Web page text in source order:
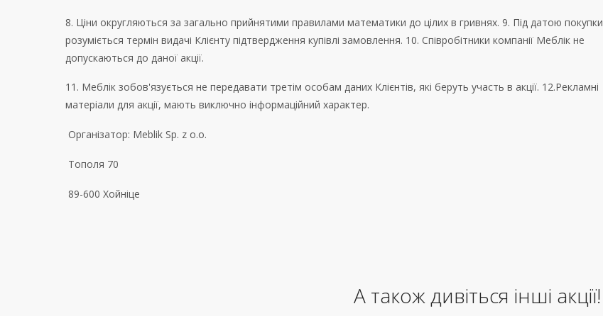
8. Ціни округляються за загально прийнятими правилами математики до цілих в гривнях. 9. Під датою покупки
розуміється термін видачі Клієнту підтвердження купівлі замовлення. 10. Співробітники компанії Меблік не
допускаються до даної акції.
11. Меблік зобов'язується не передавати третім особам даних Клієнтів, які беруть участь в акції. 12.Рекламні
матеріали для акції, мають виключно інформаційний характер.
Організатор: Meblik Sp. z o.o.
Тополя 70
89-600 Хойніце
А також дивіться інші акції!